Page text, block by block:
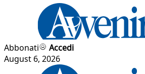
Abbonati
Accedi
August 6, 2026